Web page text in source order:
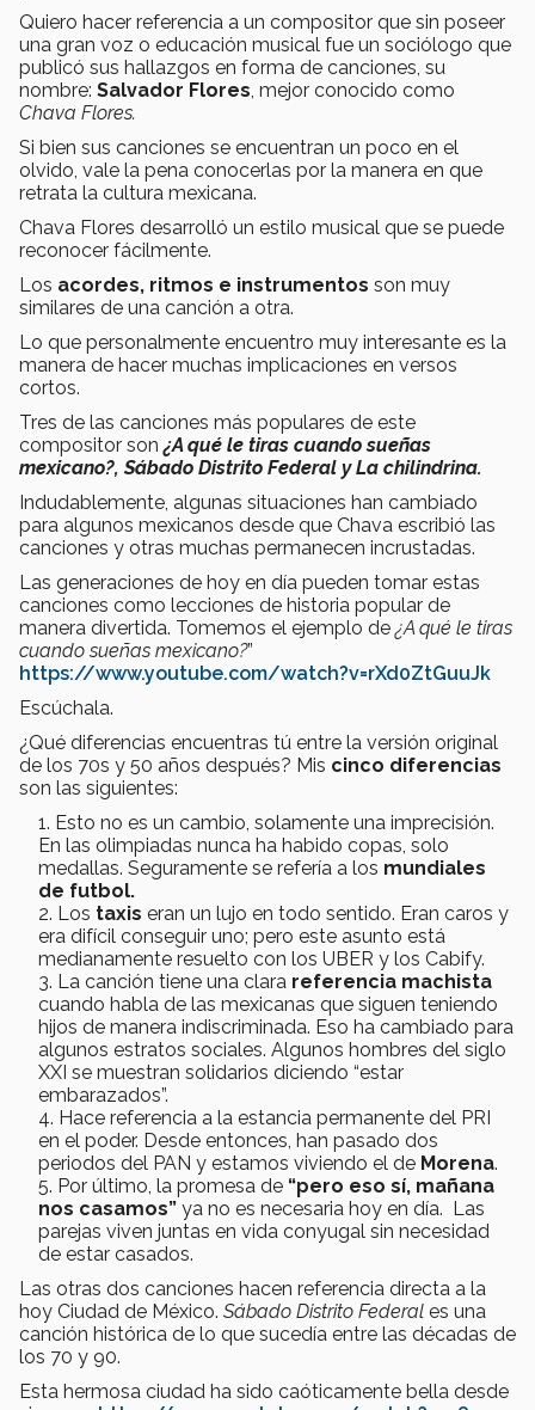
Quiero hacer referencia a un compositor que sin poseer
una gran voz o educación musical fue un sociólogo que
publicó sus hallazgos en forma de canciones, su
nombre: Salvador Flores , mejor conocido como
Chava Flores.
Si bien sus canciones se encuentran un poco en el
olvido, vale la pena conocerlas por la manera en que
retrata la cultura mexicana.
Chava Flores desarrolló un estilo musical que se puede
reconocer fácilmente.
Los acordes, ritmos e instrumentos son muy
similares de una canción a otra.
Lo que personalmente encuentro muy interesante es la
manera de hacer muchas implicaciones en versos
cortos.
Tres de las canciones más populares de este
compositor son ¿A qué le tiras cuando sueñas
mexicano?, Sábado Distrito Federal y La chilindrina.
Indudablemente, algunas situaciones han cambiado
para algunos mexicanos desde que Chava escribió las
canciones y otras muchas permanecen incrustadas.
Las generaciones de hoy en día pueden tomar estas
canciones como lecciones de historia popular de
manera divertida. Tomemos el ejemplo de ¿A qué le tiras
cuando sueñas mexicano?”
https://www.youtube.com/watch?v=rXd0ZtGuuJk
Escúchala.
¿Qué diferencias encuentras tú entre la versión original
de los 70s y 50 años después? Mis cinco diferencias
son las siguientes:
Esto no es un cambio, solamente una imprecisión.
En las olimpiadas nunca ha habido copas, solo
medallas. Seguramente se refería a los mundiales
de futbol.
Los taxis eran un lujo en todo sentido. Eran caros y
era difícil conseguir uno; pero este asunto está
medianamente resuelto con los UBER y los Cabify.
La canción tiene una clara referencia machista
cuando habla de las mexicanas que siguen teniendo
hijos de manera indiscriminada. Eso ha cambiado para
algunos estratos sociales. Algunos hombres del siglo
XXI se muestran solidarios diciendo “estar
embarazados”.
Hace referencia a la estancia permanente del PRI
en el poder. Desde entonces, han pasado dos
periodos del PAN y estamos viviendo el de Morena.
Por último, la promesa de “pero eso sí, mañana
nos casamos” ya no es necesaria hoy en día. Las
parejas viven juntas en vida conyugal sin necesidad
de estar casados.
Las otras dos canciones hacen referencia directa a la
hoy Ciudad de México. Sábado Distrito Federal es una
canción histórica de lo que sucedía entre las décadas de
los 70 y 90.
Esta hermosa ciudad ha sido caóticamente bella desde